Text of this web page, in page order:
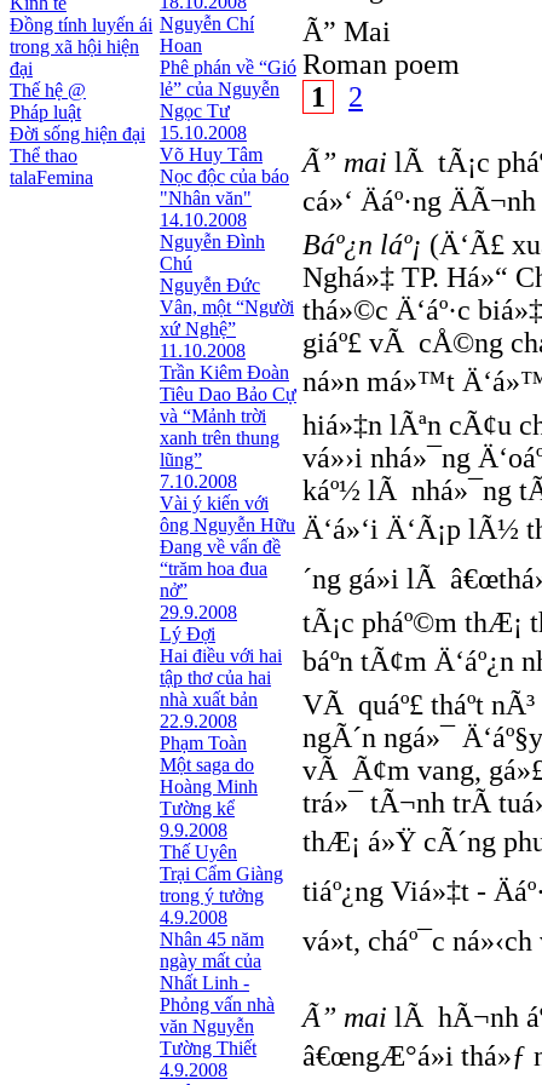
Đồng tính luyến ái
trong xã hội hiện
đại
Thế hệ @
Pháp luật
Đời sống hiện đại
Thể thao
talaFemina
Nguyễn Chí
Hoan
Phê phán về “Gió
lẻ” của Nguyễn
Ngọc Tư
15.10.2008
Võ Huy Tâm
Nọc độc của báo
"Nhân văn"
14.10.2008
Nguyễn Đình
Chú
Nguyễn Đức
Vân, một “Người
xứ Nghệ”
11.10.2008
Trần Kiêm Đoàn
Tiêu Dao Bảo Cự
và “Mảnh trời
xanh trên thung
lũng”
7.10.2008
Vài ý kiến với
ông Nguyễn Hữu
Đang về vấn đề
“trăm hoa đua
nở”
29.9.2008
Lý Đợi
Hai điều với hai
tập thơ của hai
nhà xuất bản
22.9.2008
Phạm Toàn
Một saga do
Hoàng Minh
Tường kể
9.9.2008
Thế Uyên
Trại Cẩm Giàng
trong ý tưởng
4.9.2008
Nhân 45 năm
ngày mất của
Nhất Linh -
Phỏng vấn nhà
văn Nguyễn
Tường Thiết
4.9.2008
Ã” Mai
Roman poem
1
2
Ã” mai lÃ tÃ¡c
cá»‘ Äáº·ng
Báº¿n láº¡ (Ä‘Ã£
Nghá»‡ TP. Há»“
thá»©c Ä‘áº·c
giáº£ vÃ cÅ©ng
ná»n má»™t
hiá»‡n lÃªn cÃ¢u
vá»›i nhá»¯ng
káº½ lÃ nhá»¯ng
Ä‘á»‘i Ä‘Ã¡p lÃ½
´ng gá»i lÃ
tÃ¡c pháº©m thÆ¡
báº­n tÃ¢m Ä‘áº¿n
VÃ quáº£ tháº­t
ngÃ´n ngá»¯
vÃ Ã¢m vang,
trá»¯ tÃ¬nh trÃ­
thÆ¡ á»Ÿ cÃ´ng
tiáº¿ng Viá»‡t -
vá»t, cháº¯c
Ã” mai lÃ hÃ¬nh
â€œngÆ°á»i thá»ƒ